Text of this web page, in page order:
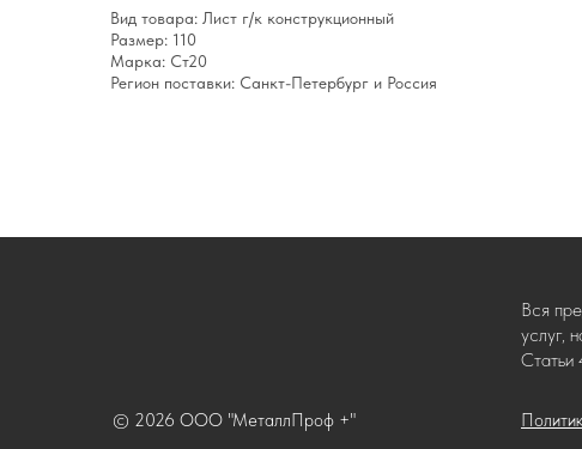
Вид товара: Лист г/к конструкционный
Размер: 110
Марка: Ст20
Регион поставки: Санкт-Петербург и Россия
© 2026 ООО "МеталлПроф +"
Вся
услуг,